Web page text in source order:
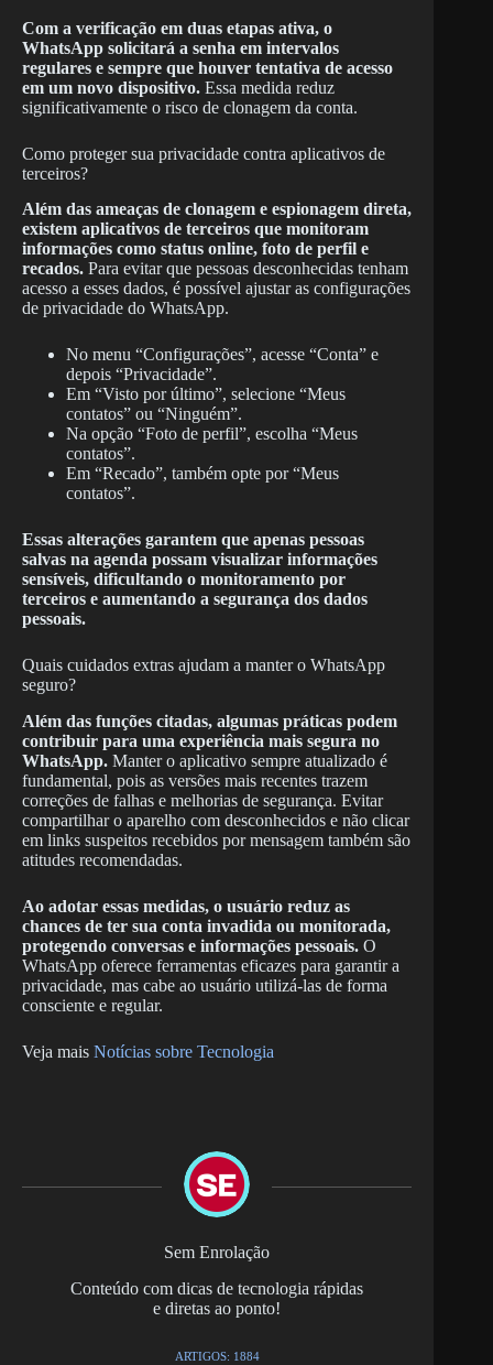
Com a verificação em duas etapas ativa, o
WhatsApp solicitará a senha em intervalos
regulares e sempre que houver tentativa de acesso
em um novo dispositivo. Essa medida reduz
significativamente o risco de clonagem da conta.
Como proteger sua privacidade contra aplicativos de
terceiros?
Além das ameaças de clonagem e espionagem direta,
existem aplicativos de terceiros que monitoram
informações como status online, foto de perfil e
recados. Para evitar que pessoas desconhecidas tenham
acesso a esses dados, é possível ajustar as configurações
de privacidade do WhatsApp.
No menu “Configurações”, acesse “Conta” e
depois “Privacidade”.
Em “Visto por último”, selecione “Meus
contatos” ou “Ninguém”.
Na opção “Foto de perfil”, escolha “Meus
contatos”.
Em “Recado”, também opte por “Meus
contatos”.
Essas alterações garantem que apenas pessoas
salvas na agenda possam visualizar informações
sensíveis, dificultando o monitoramento por
terceiros e aumentando a segurança dos dados
pessoais.
Quais cuidados extras ajudam a manter o WhatsApp
seguro?
Além das funções citadas, algumas práticas podem
contribuir para uma experiência mais segura no
WhatsApp. Manter o aplicativo sempre atualizado é
fundamental, pois as versões mais recentes trazem
correções de falhas e melhorias de segurança. Evitar
compartilhar o aparelho com desconhecidos e não clicar
em links suspeitos recebidos por mensagem também são
atitudes recomendadas.
Ao adotar essas medidas, o usuário reduz as
chances de ter sua conta invadida ou monitorada,
protegendo conversas e informações pessoais. O
WhatsApp oferece ferramentas eficazes para garantir a
privacidade, mas cabe ao usuário utilizá-las de forma
consciente e regular.
Veja mais Notícias sobre Tecnologia
Sem Enrolação
Conteúdo com dicas de tecnologia rápidas
e diretas ao ponto!
ARTIGOS: 1884